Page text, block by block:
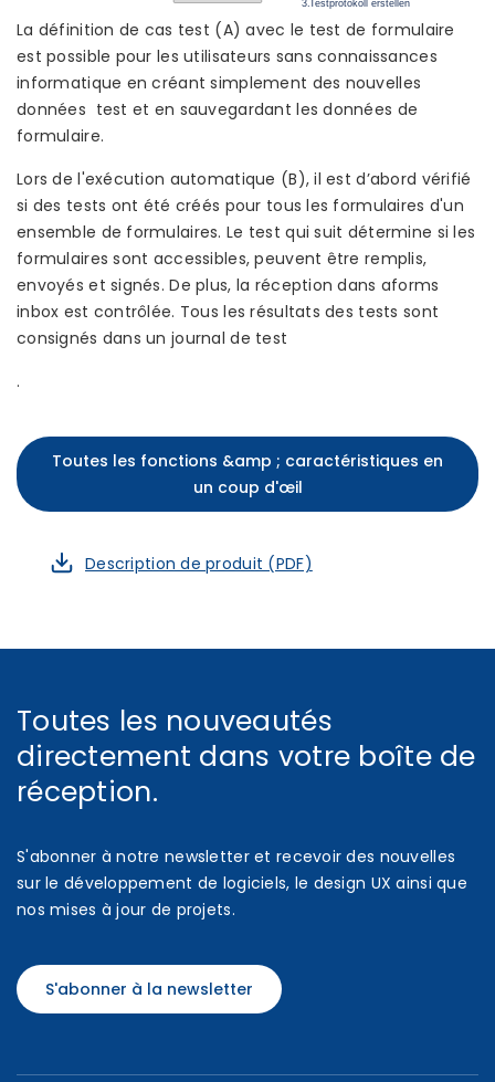
La définition de cas test (A) avec le test de formulaire
est possible pour les utilisateurs sans connaissances
informatique en créant simplement des nouvelles
données test et en sauvegardant les données de
formulaire.
Lors de l'exécution automatique (B), il est d’abord vérifié
si des tests ont été créés pour tous les formulaires d'un
ensemble de formulaires. Le test qui suit détermine si les
formulaires sont accessibles, peuvent être remplis,
envoyés et signés. De plus, la réception dans aforms
inbox est contrôlée. Tous les résultats des tests sont
consignés dans un journal de test
.
Toutes les fonctions &amp ; caractéristiques en
un coup d'œil
Description de produit (PDF)
Toutes les nouveautés
directement dans votre boîte de
réception.
S'abonner à notre newsletter et recevoir des nouvelles
sur le développement de logiciels, le design UX ainsi que
nos mises à jour de projets.
S'abonner à la newsletter